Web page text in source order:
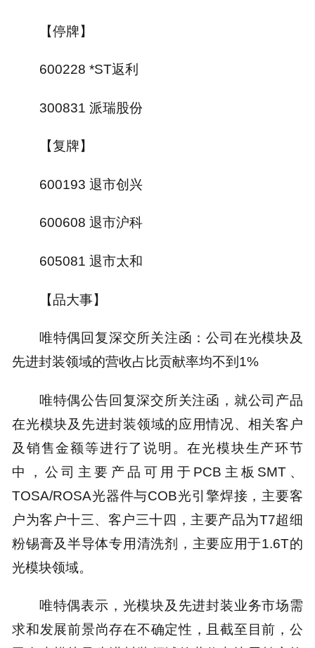
【停牌】
600228 *ST返利
300831 派瑞股份
【复牌】
600193 退市创兴
600608 退市沪科
605081 退市太和
【品大事】
唯特偶回复深交所关注函：公司在光模块及
先进封装领域的营收占比贡献率均不到1%
唯特偶公告回复深交所关注函，就公司产品
在光模块及先进封装领域的应用情况、相关客户
及销售金额等进行了说明。在光模块生产环节
中，公司主要产品可用于PCB主板SMT、
TOSA/ROSA光器件与COB光引擎焊接，主要客
户为客户十三、客户三十四，主要产品为T7超细
粉锡膏及半导体专用清洗剂，主要应用于1.6T的
光模块领域。
唯特偶表示，光模块及先进封装业务市场需
求和发展前景尚存在不确定性，且截至目前，公